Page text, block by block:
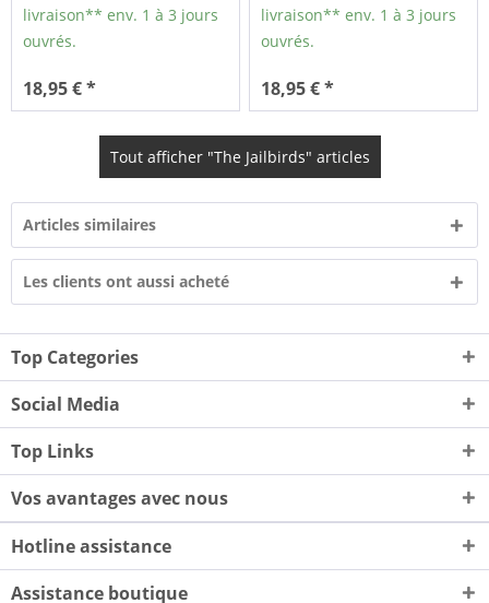
livraison** env. 1 à 3 jours
ouvrés.
18,95 € *
livraison** env. 1 à 3 jours
ouvrés.
18,95 € *
Tout afficher "The Jailbirds" articles
Articles similaires
Les clients ont aussi acheté
Top Categories
Social Media
Top Links
Vos avantages avec nous
Hotline assistance
Assistance boutique